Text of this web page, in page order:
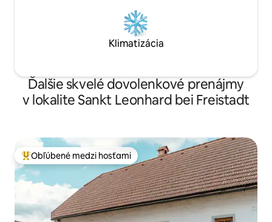
Klimatizácia
Ďalšie skvelé dovolenkové prenájmy
v lokalite Sankt Leonhard bei Freistadt
Najobľúbenejšie medzi hosťami
Obľúbené medzi hosťami